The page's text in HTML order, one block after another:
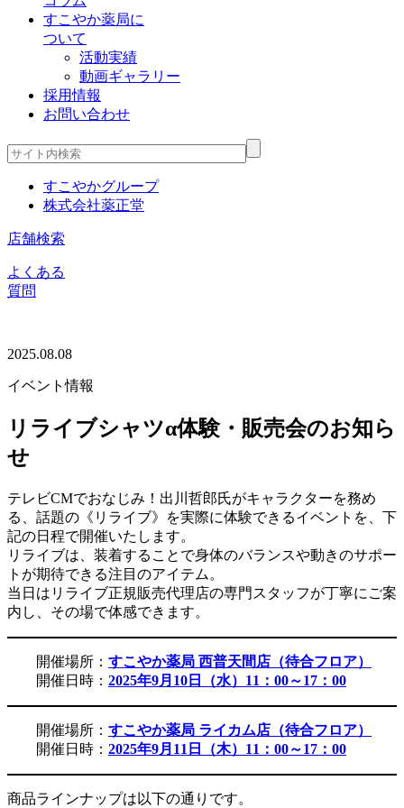
すこやか薬局に
ついて
活動実績
動画ギャラリー
採用情報
お問い合わせ
すこやかグループ
株式会社薬正堂
店舗検索
よくある
質問
2025.08.08
イベント情報
リライブシャツα体験・販売会のお知ら
せ
テレビCMでおなじみ！出川哲郎氏がキャラクターを務め
る、話題の《リライブ》を実際に体験できるイベントを、下
記の日程で開催いたします。
リライブは、装着することで身体のバランスや動きのサポー
トが期待できる注目のアイテム。
当日はリライブ正規販売代理店の専門スタッフが丁寧にご案
内し、その場で体感できます。
開催場所： すこやか薬局 西普天間店（待合フロア）
開催日時： 2025年9月10日（水）11：00～17：00
開催場所： すこやか薬局 ライカム店（待合フロア）
開催日時： 2025年9月11日（木）11：00～17：00
商品ラインナップは以下の通りです。